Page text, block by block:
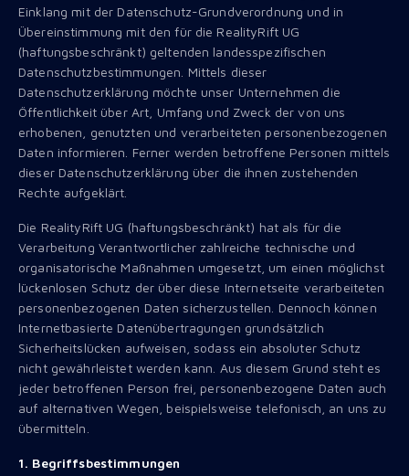
Einklang mit der Datenschutz-Grundverordnung und in
Übereinstimmung mit den für die RealityRift UG
(haftungsbeschränkt) geltenden landesspezifischen
Datenschutzbestimmungen. Mittels dieser
Datenschutzerklärung möchte unser Unternehmen die
Öffentlichkeit über Art, Umfang und Zweck der von uns
erhobenen, genutzten und verarbeiteten personenbezogenen
Daten informieren. Ferner werden betroffene Personen mittels
dieser Datenschutzerklärung über die ihnen zustehenden
Rechte aufgeklärt.
Die RealityRift UG (haftungsbeschränkt) hat als für die
Verarbeitung Verantwortlicher zahlreiche technische und
organisatorische Maßnahmen umgesetzt, um einen möglichst
lückenlosen Schutz der über diese Internetseite verarbeiteten
personenbezogenen Daten sicherzustellen. Dennoch können
Internetbasierte Datenübertragungen grundsätzlich
Sicherheitslücken aufweisen, sodass ein absoluter Schutz
nicht gewährleistet werden kann. Aus diesem Grund steht es
jeder betroffenen Person frei, personenbezogene Daten auch
auf alternativen Wegen, beispielsweise telefonisch, an uns zu
übermitteln.
1. Begriffsbestimmungen